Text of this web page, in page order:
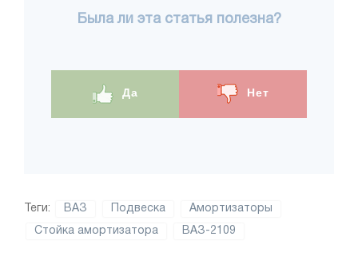
Была ли эта статья полезна?
Да Нет
Теги: ВАЗ Подвеска Амортизаторы
Стойка амортизатора ВАЗ-2109